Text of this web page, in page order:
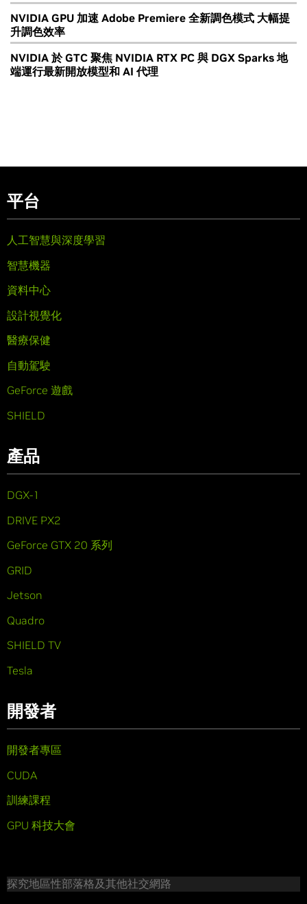
NVIDIA GPU 加速 Adobe Premiere 全新調色模式 大幅提
升調色效率
NVIDIA 於 GTC 聚焦 NVIDIA RTX PC 與 DGX Sparks 地
端運行最新開放模型和 AI 代理
平台
人工智慧與深度學習
智慧機器
資料中心
設計視覺化
醫療保健
自動駕駛
GeForce 遊戲
SHIELD
產品
DGX-1
DRIVE PX2
GeForce GTX 20 系列
GRID
Jetson
Quadro
SHIELD TV
Tesla
開發者
開發者專區
CUDA
訓練課程
GPU 科技大會
探究地區性部落格及其他社交網路